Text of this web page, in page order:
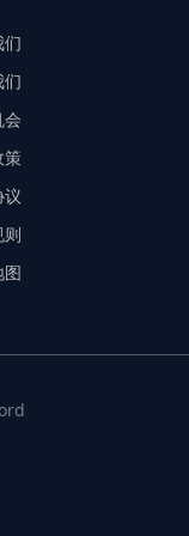
们
们
会
策
议
则
图